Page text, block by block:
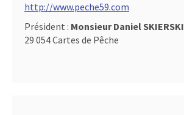
http://www.peche59.com
Président : Monsieur Daniel SKIERSKI
29 054 Cartes de Pêche